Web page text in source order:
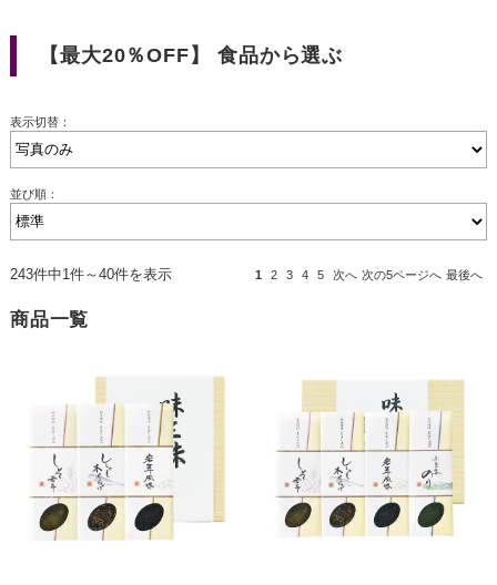
【最大20％OFF】 食品から選ぶ
表示切替：
並び順：
243件中1件～40件を表示 1 2 3 4 5 次へ 次の5ページへ 最後へ
商品一覧